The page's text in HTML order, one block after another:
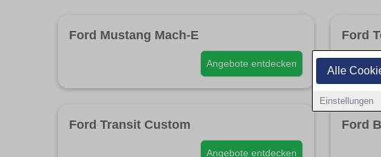
Alle
Einstellungen
Ford Mustang Mach-E
Angebote entdecken
Ford
Ford Transit Custom
Angebote entdecken
Ford